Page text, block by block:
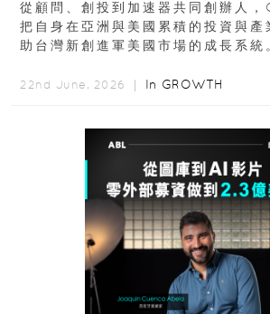
從顧問、創投到加速器共同創辦
把自身在亞洲與美國累積的投資與產
助台灣新創進軍美國市場的成長系統
22nd June, 2026 ｜ In GROWTH